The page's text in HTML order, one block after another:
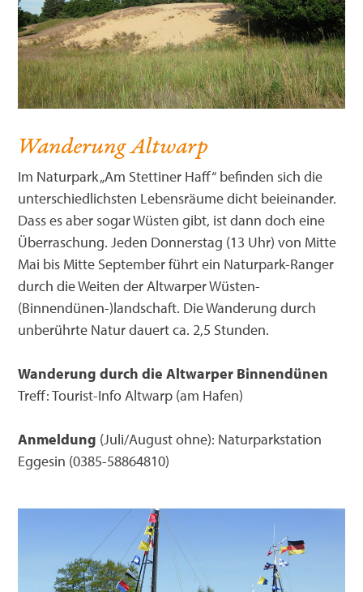
Wanderung Altwarp
Im Naturpark „Am Stettiner Haff“ befinden sich die
unterschiedlichsten Lebensräume dicht beieinander.
Dass es aber sogar Wüsten gibt, ist dann doch eine
Überraschung. Jeden Donnerstag (13 Uhr) von Mitte
Mai bis Mitte September führt ein Naturpark-Ranger
durch die Weiten der Altwarper Wüsten-
(Binnendünen-)landschaft. Die Wanderung durch
unberührte Natur dauert ca. 2,5 Stunden.
Wanderung durch die Altwarper Binnendünen
Treff: Tourist-Info Altwarp (am Hafen)
Anmeldung (Juli/August ohne): Naturparkstation
Eggesin (0385-58864810)